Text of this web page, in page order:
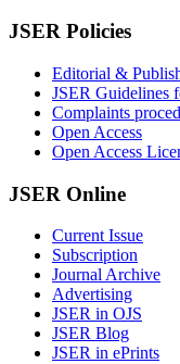
JSER Policies
Editorial &
JSER Guidelines
Complaints
Open Access
Open Access
JSER Online
Current Issue
Subscription
Journal Archive
Advertising
JSER in OJS
JSER Blog
JSER in ePrints